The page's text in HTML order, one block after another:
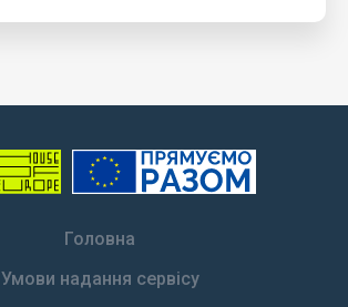
Головна
Умови надання сервісу